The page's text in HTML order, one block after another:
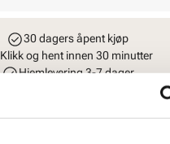
30 dagers åpent kjøp
Klikk og hent innen 30 minutter
Hjemlevering 3-7 dager